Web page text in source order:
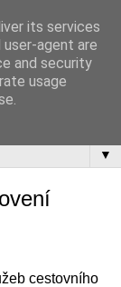
aktuálním
▼
cestovního
its services
user-agent are
and security
usage